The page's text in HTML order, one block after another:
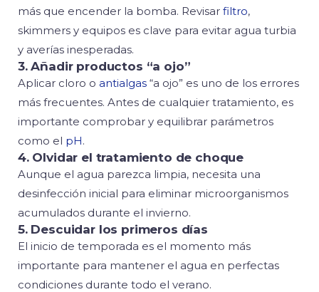
más que encender la bomba. Revisar filtro,
skimmers y equipos es clave para evitar agua turbia
y averías inesperadas.
3. Añadir productos “a ojo”
Aplicar cloro o antialgas “a ojo” es uno de los errores
más frecuentes. Antes de cualquier tratamiento, es
importante comprobar y equilibrar parámetros
como el pH.
4. Olvidar el tratamiento de choque
Aunque el agua parezca limpia, necesita una
desinfección inicial para eliminar microorganismos
acumulados durante el invierno.
5. Descuidar los primeros días
El inicio de temporada es el momento más
importante para mantener el agua en perfectas
condiciones durante todo el verano.